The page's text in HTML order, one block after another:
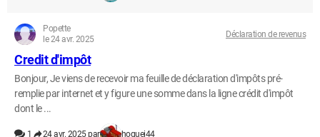
Popette
le 24 avr. 2025
Déclaration de revenus
Credit d'impôt
Bonjour, Je viens de recevoir ma feuille de déclaration d'impôts pré-
remplie par internet et y figure une somme dans la ligne crédit d'impôt
dont le ...
1 24 avr. 2025 par hoquei44